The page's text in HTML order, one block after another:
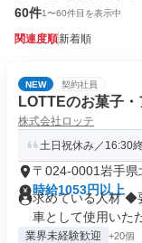
60件1〜60件目を表示中
関連度順新着順
NEW 契約社員
LOTTEのお菓子
株式会社ロッテ
土日祝休み／16:30
〒024-0001岩手県
時給1053円以上
求めている人材 ◆
車として使用いた
業界未経験歓迎 +20個